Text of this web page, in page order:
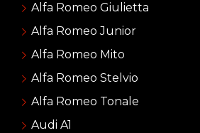
Alfa Romeo Giulietta
Alfa Romeo Junior
Alfa Romeo Mito
Alfa Romeo Stelvio
Alfa Romeo Tonale
Audi A1